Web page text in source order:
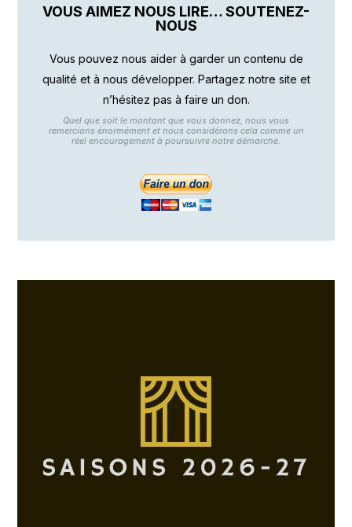
VOUS AIMEZ NOUS LIRE… SOUTENEZ-
NOUS
Vous pouvez nous aider à garder un contenu de
qualité et à nous développer. Partagez notre site et
n’hésitez pas à faire un don.
Quel que soit le montant que vous donnez, nous vous
remercions énormément et nous considérons cela comme un
réel encouragement à poursuivre notre démarche.